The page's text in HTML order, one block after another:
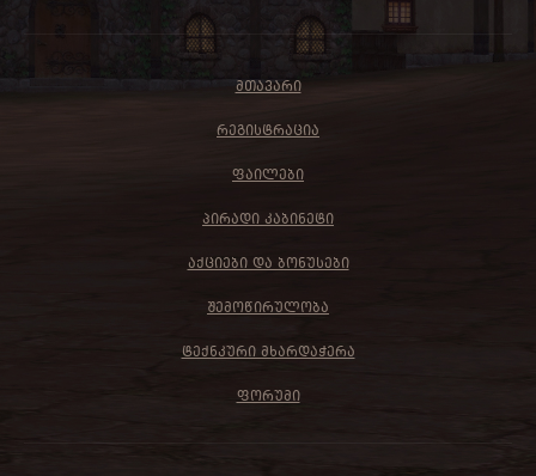
ᲛᲗᲐᲕᲐᲠᲘ
ᲠᲔᲒᲘᲡᲢᲠᲐᲪᲘᲐ
ᲤᲐᲘᲚᲔᲑᲘ
ᲞᲘᲠᲐᲓᲘ ᲙᲐᲑᲘᲜᲔᲢᲘ
ᲐᲥᲪᲘᲔᲑᲘ ᲓᲐ ᲑᲝᲜᲣᲡᲔᲑᲘ
ᲨᲔᲛᲝᲬᲘᲠᲣᲚᲝᲑᲐ
ᲢᲔᲥᲜᲙᲣᲠᲘ ᲛᲮᲐᲠᲓᲐᲭᲔᲠᲐ
ᲤᲝᲠᲣᲛᲘ